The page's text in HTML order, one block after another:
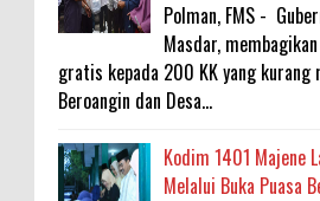
Polman, FMS -
Masdar,
gratis kepada 200 KK yang kurang
Beroangin dan Desa...
Kodim 1401 Majene
Melalui Buka Puasa